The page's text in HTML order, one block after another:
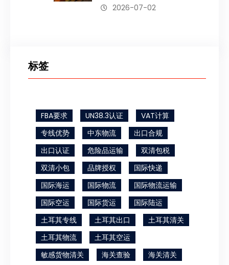
2026-07-02
标签
FBA要求 UN38.3认证
VAT计算
专线优势
中东物流
出口合规
出口认证
危险品运输
双清包税
双清小包
品牌授权
国际快递
国际海运
国际物流
国际物流运输
国际空运
国际货运
国际陆运
土耳其专线
土耳其出口
土耳其清关
土耳其物流
土耳其空运
敏感货物清关
海关查验
海关清关